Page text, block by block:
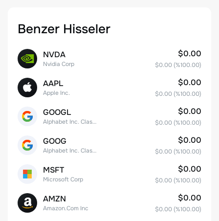
Benzer Hisseler
NVDA
Nvidia Corp
$0.00
$0.00 (%100.00)
AAPL
Apple Inc.
$0.00
$0.00 (%100.00)
GOOGL
Alphabet Inc. Class A Common Stock
$0.00
$0.00 (%100.00)
GOOG
Alphabet Inc. Class C Capital Stock
$0.00
$0.00 (%100.00)
MSFT
Microsoft Corp
$0.00
$0.00 (%100.00)
AMZN
Amazon.Com Inc
$0.00
$0.00 (%100.00)